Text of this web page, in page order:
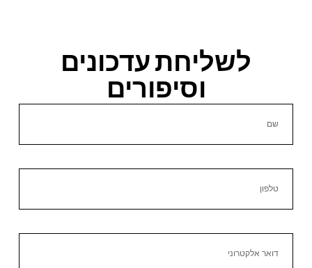
לשליחת עדכונים
וסיפורים